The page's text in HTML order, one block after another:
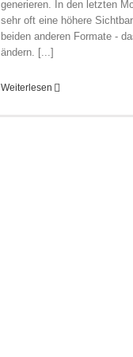
generieren. In den letzten
sehr oft eine höhere
beiden anderen Formate -
ändern. [...]
Weiterlesen